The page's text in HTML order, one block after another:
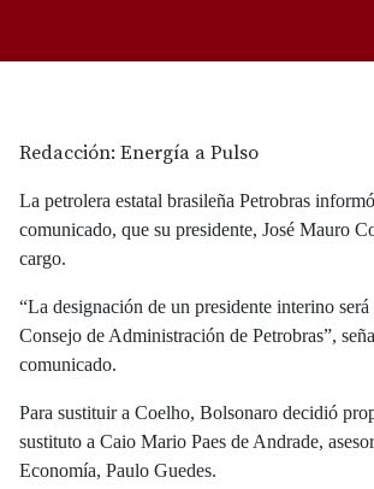
Redacción: Energía a Pulso
La petrolera estatal brasileña Petrobras
comunicado, que su presidente, José Mauro
cargo.
“La designación de un presidente interino
Consejo de Administración de Petrobras”,
comunicado.
Para sustituir a Coelho, Bolsonaro decidió
sustituto a Caio Mario Paes de Andrade,
Economía, Paulo Guedes.